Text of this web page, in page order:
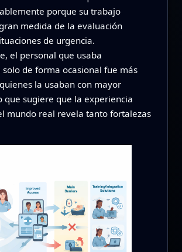
porque su trabajo
medida de la evaluación
de urgencia.
el personal que usaba
de forma ocasional fue más
la usaban con mayor
que sugiere que la experiencia
mundo real revela tanto fortalezas